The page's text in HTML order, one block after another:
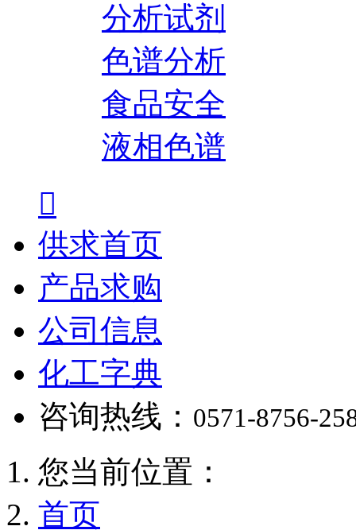
分析试剂
色谱分析
食品安全
液相色谱

供求首页
产品求购
公司信息
化工字典
咨询热线： 0571-8756-
您当前位置：
首页